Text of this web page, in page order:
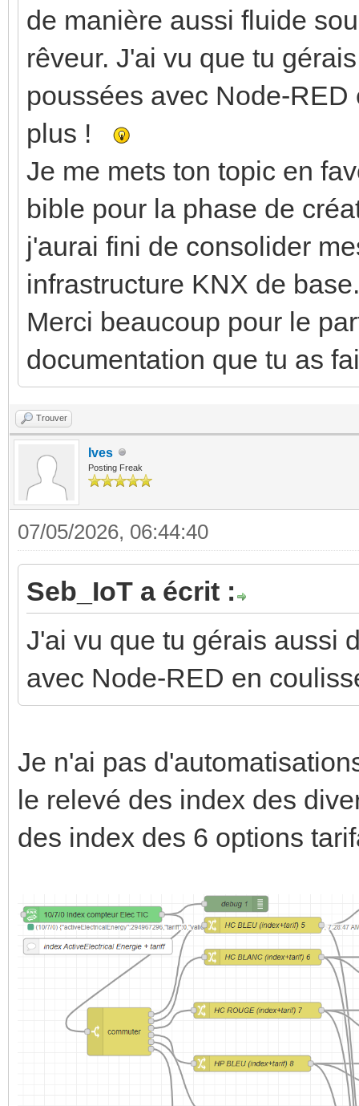
de manière aussi fluide
rêveur. J'ai vu que tu
poussées avec Node-
plus !
Je me mets ton topic en
bible pour la phase de
j'aurai fini de consolider
infrastructure KNX de base.
Merci beaucoup pour le
documentation que tu as
Trouver
Ives
Posting Freak
07/05/2026, 06:44:40
Seb_IoT a écrit :
J'ai vu que tu gérais aussi
avec Node-RED en
Je n'ai pas
le relevé des index des
des index des 6 options